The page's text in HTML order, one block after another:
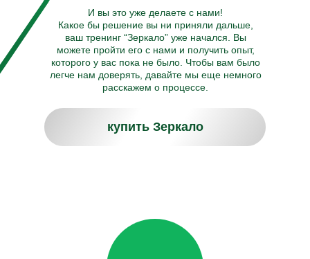
И вы это уже делаете с нами!
Какое бы решение вы ни приняли дальше,
ваш тренинг “Зеркало” уже начался. Вы
можете пройти его с нами и получить опыт,
которого у вас пока не было. Чтобы вам было
легче нам доверять, давайте мы еще немного
расскажем о процессе.
купить Зеркало